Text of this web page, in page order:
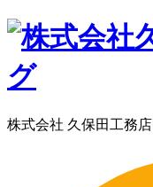
株式会社 久保田工務店